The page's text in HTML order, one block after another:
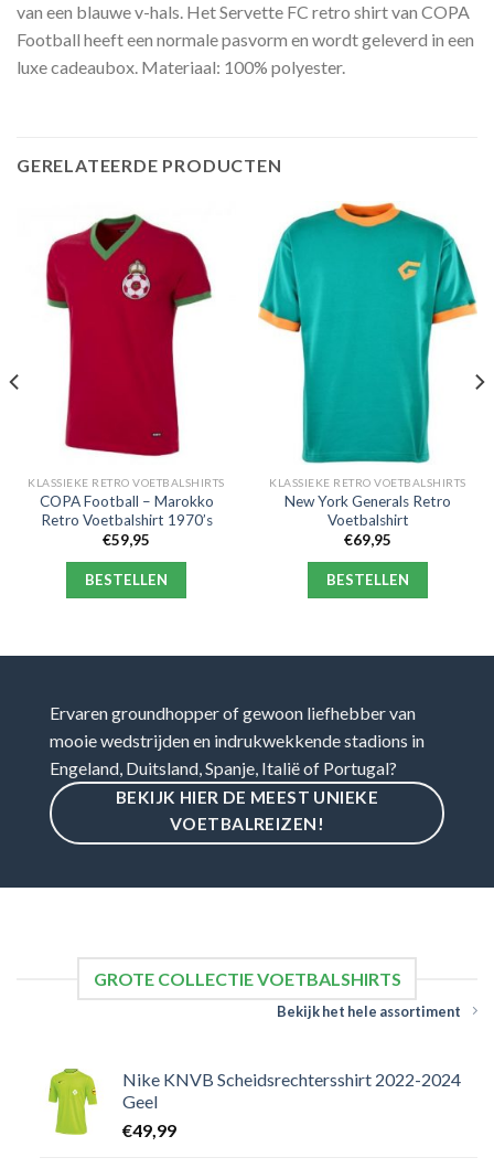
van een blauwe v-hals. Het Servette FC retro shirt van COPA
Football heeft een normale pasvorm en wordt geleverd in een
luxe cadeaubox. Materiaal: 100% polyester.
GERELATEERDE PRODUCTEN
KLASSIEKE RETRO VOETBALSHIRTS
COPA Football – Marokko
Retro Voetbalshirt 1970’s
€59,95
BESTELLEN
KLASSIEKE RETRO VOETBALSHIRTS
New York Generals Retro
Voetbalshirt
€69,95
BESTELLEN
Ervaren groundhopper of gewoon liefhebber van
mooie wedstrijden en indrukwekkende stadions in
Engeland, Duitsland, Spanje, Italië of Portugal?
BEKIJK HIER DE MEEST UNIEKE
VOETBALREIZEN!
GROTE COLLECTIE VOETBALSHIRTS
Bekijk het hele assortiment
Nike KNVB Scheidsrechtersshirt 2022-2024
Geel
€49,99